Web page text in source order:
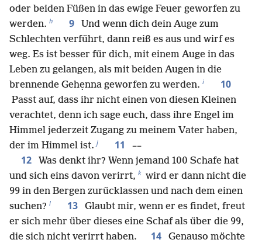
oder beiden Füßen in das ewige Feuer geworfen zu
werden. h 9
Und wenn dich dein Auge zum
Schlechten verführt, dann reiß es aus und wirf es
weg. Es ist besser für dich, mit einem Auge in das
Leben zu gelangen, als mit beiden Augen in die
brennende Gehẹnna geworfen zu werden. i 10
Passt auf, dass ihr nicht einen von diesen Kleinen
verachtet, denn ich sage euch, dass ihre Engel im
Himmel jederzeit Zugang zu meinem Vater haben,
der im Himmel ist. j 11 ––
12
Was denkt ihr? Wenn jemand 100 Schafe hat
und sich eins davon verirrt, k wird er dann nicht die
99 in den Bergen zurücklassen und nach dem einen
suchen? l 13
Glaubt mir, wenn er es findet, freut
er sich mehr über dieses eine Schaf als über die 99,
die sich nicht verirrt haben.
14
Genauso möchte